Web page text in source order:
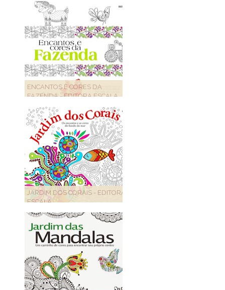
ENCANTOS E CORES DA
FAZENDA - EDITORA ESCALA
JARDIM DOS CORAIS - EDITORA
ESCALA